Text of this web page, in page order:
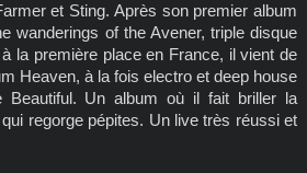
et Sting. Après son premier album
wanderings of the Avener, triple disque
la première place en France, il vient de
Heaven, à la fois electro et deep house
Beautiful. Un album où il fait briller la
regorge pépites. Un live très réussi et